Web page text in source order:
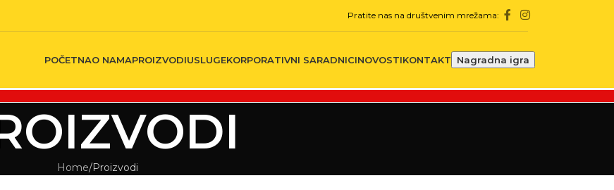
Pratite nas na društvenim mrežama:
POČETNAO NAMAPROIZVODIUSLUGEKORPORATIVNI SARADNICINOVOSTIKONTAKT Nagradna igra
Home Proizvodi